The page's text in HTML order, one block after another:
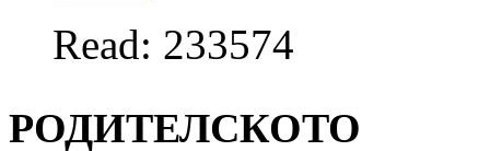
Read: 233574
РОДИТЕЛСКОТО